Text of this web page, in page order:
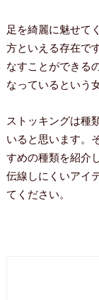
足を綺麗に魅せて
方といえる存在で
なすことができる
なっているという
ストッキングは種
いると思います。
すめの種類を紹介
伝線しにくいアイ
てください。